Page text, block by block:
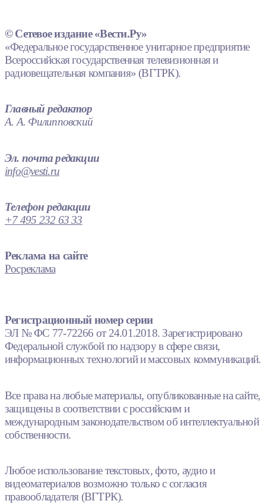
© Сетевое издание «Вести.Ру»
«Федеральное государственное унитарное предприятие
Всероссийская государственная телевизионная и
радиовещательная компания» (ВГТРК).
Главный редактор
А. А. Филипповский
Эл. почта редакции
info@vesti.ru
Телефон редакции
+7 495 232 63 33
Реклама на сайте
Росреклама
Регистрационный номер серии
ЭЛ № ФС 77-72266 от 24.01.2018. Зарегистрировано
Федеральной службой по надзору в сфере связи,
информационных технологий и массовых коммуникаций.
Все права на любые материалы, опубликованные на сайте,
защищены в соответствии с российским и
международным законодательством об интеллектуальной
собственности.
Любое использование текстовых, фото, аудио и
видеоматериалов возможно только с согласия
правообладателя (ВГТРК).